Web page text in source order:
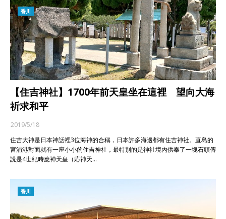
香川
【住吉神社】1700年前天皇坐在這裡 望向大海
祈求和平
2019/5/18
住吉大神是日本神話裡3位海神的合稱，日本許多海邊都有住吉神社。直島的
宮浦港對面就有一座小小的住吉神社，最特別的是神社境內供奉了一塊石頭傳
說是4世紀時應神天皇（応神天…
香川